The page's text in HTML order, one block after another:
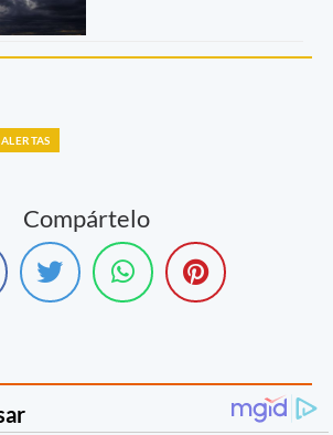
ALERTAS
Compártelo